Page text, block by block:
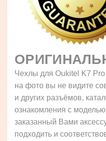
Чехлы для Oukitel K7
на фото вы не видите
и других разъёмов,
ознакомления с
заказанный Вами
подходить и